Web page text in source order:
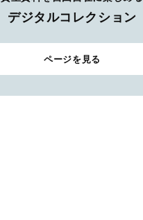
デジタルコレクション
ページを見る